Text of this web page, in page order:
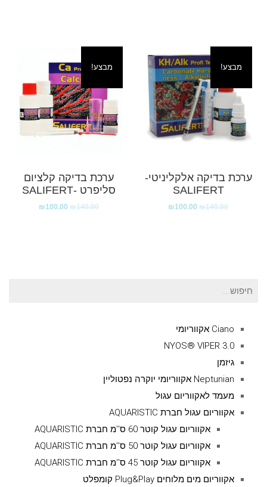
מבצע!
ערכת בדיקה אלקליניטי-
SALIFERT
₪140.00
₪100.00
מבצע!
ערכת בדיקה קלציום
סליפרט -SALIFERT
₪140.00
₪100.00
חיפוש
Ciano אקווריומי
NYOS® VIPER 3.0
גיזמן
Neptunian אקווריומי יוקרה נפטוליין
מעמד לאקווריום עגול
אקווריום עגול חברת AQUARISTIC
אקווריום עגול קוטר 60 ס''מ חברת AQUARISTIC
אקווריום עגול קוטר 50 ס''מ חברת AQUARISTIC
אקווריום עגול קוטר 45 ס''מ חברת AQUARISTIC
אקווריום מים מלוחים Plug&Play קומפלט